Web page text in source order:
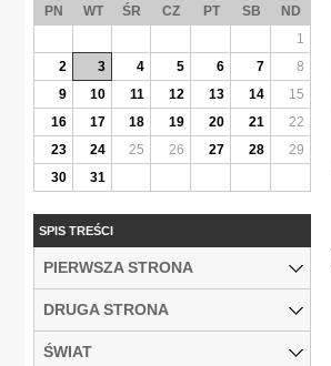
PN WT ŚR CZ PT SB
ND
1
2
3 4 5 6 7
8
9
10 11 12 13 14
15
16
17 18 19 20 21
22
23
24 25 26 27 28
29
30
31
SPIS TREŚCI
PIERWSZA STRONA
DRUGA STRONA
ŚWIAT